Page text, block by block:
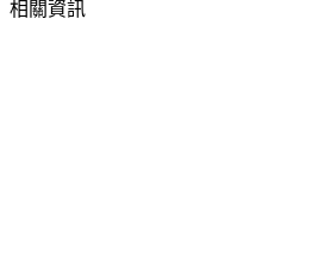
相關資訊